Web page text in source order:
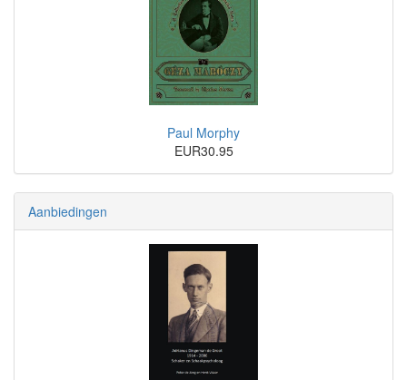
Paul Morphy
EUR30.95
Aanbiedingen